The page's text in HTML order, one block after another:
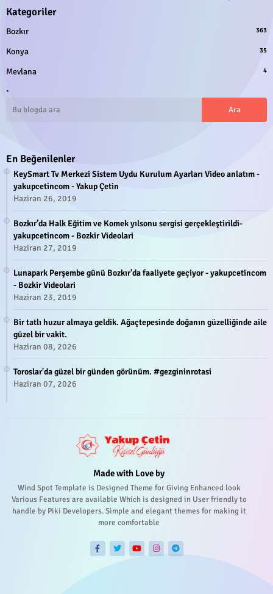
Kategoriler
Bozkır 363
Konya 35
Mevlana 4
.
En Beğenilenler
KeySmart Tv Merkezi Sistem Uydu Kurulum Ayarları Video anlatım -
yakupcetincom - Yakup Çetin
Haziran 26, 2019
Bozkır’da Halk Eğitim ve Komek yılsonu sergisi gerçekleştirildi-
yakupcetincom - Bozkir Videolari
Haziran 27, 2019
Lunapark Perşembe günü Bozkır'da faaliyete geçiyor - yakupcetincom
- Bozkir Videolari
Haziran 23, 2019
Bir tatlı huzur almaya geldik. Ağaçtepesinde doğanın güzelliğinde aile
güzel bir vakit.
Haziran 08, 2026
Toroslar'da güzel bir günden görünüm. #gezgininrotasi
Haziran 07, 2026
Made with Love by
Wind Spot Template is Designed Theme for Giving Enhanced look
Various Features are available Which is designed in User friendly to
handle by Piki Developers. Simple and elegant themes for making it
more comfortable